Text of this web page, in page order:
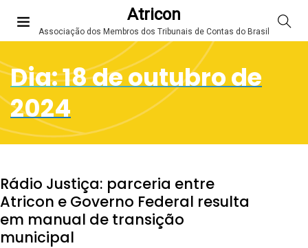
Atricon
Associação dos Membros dos Tribunais de Contas do Brasil
Dia:18 de outubro de
2024
Rádio Justiça: parceria entre
Atricon e Governo Federal resulta
em manual de transição
municipal